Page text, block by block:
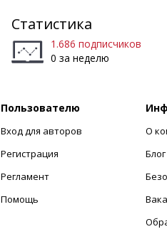
Статистика
1.686 подписчиков
0 за неделю
Пользователю
Вход для авторов
Регистрация
Регламент
Помощь
О